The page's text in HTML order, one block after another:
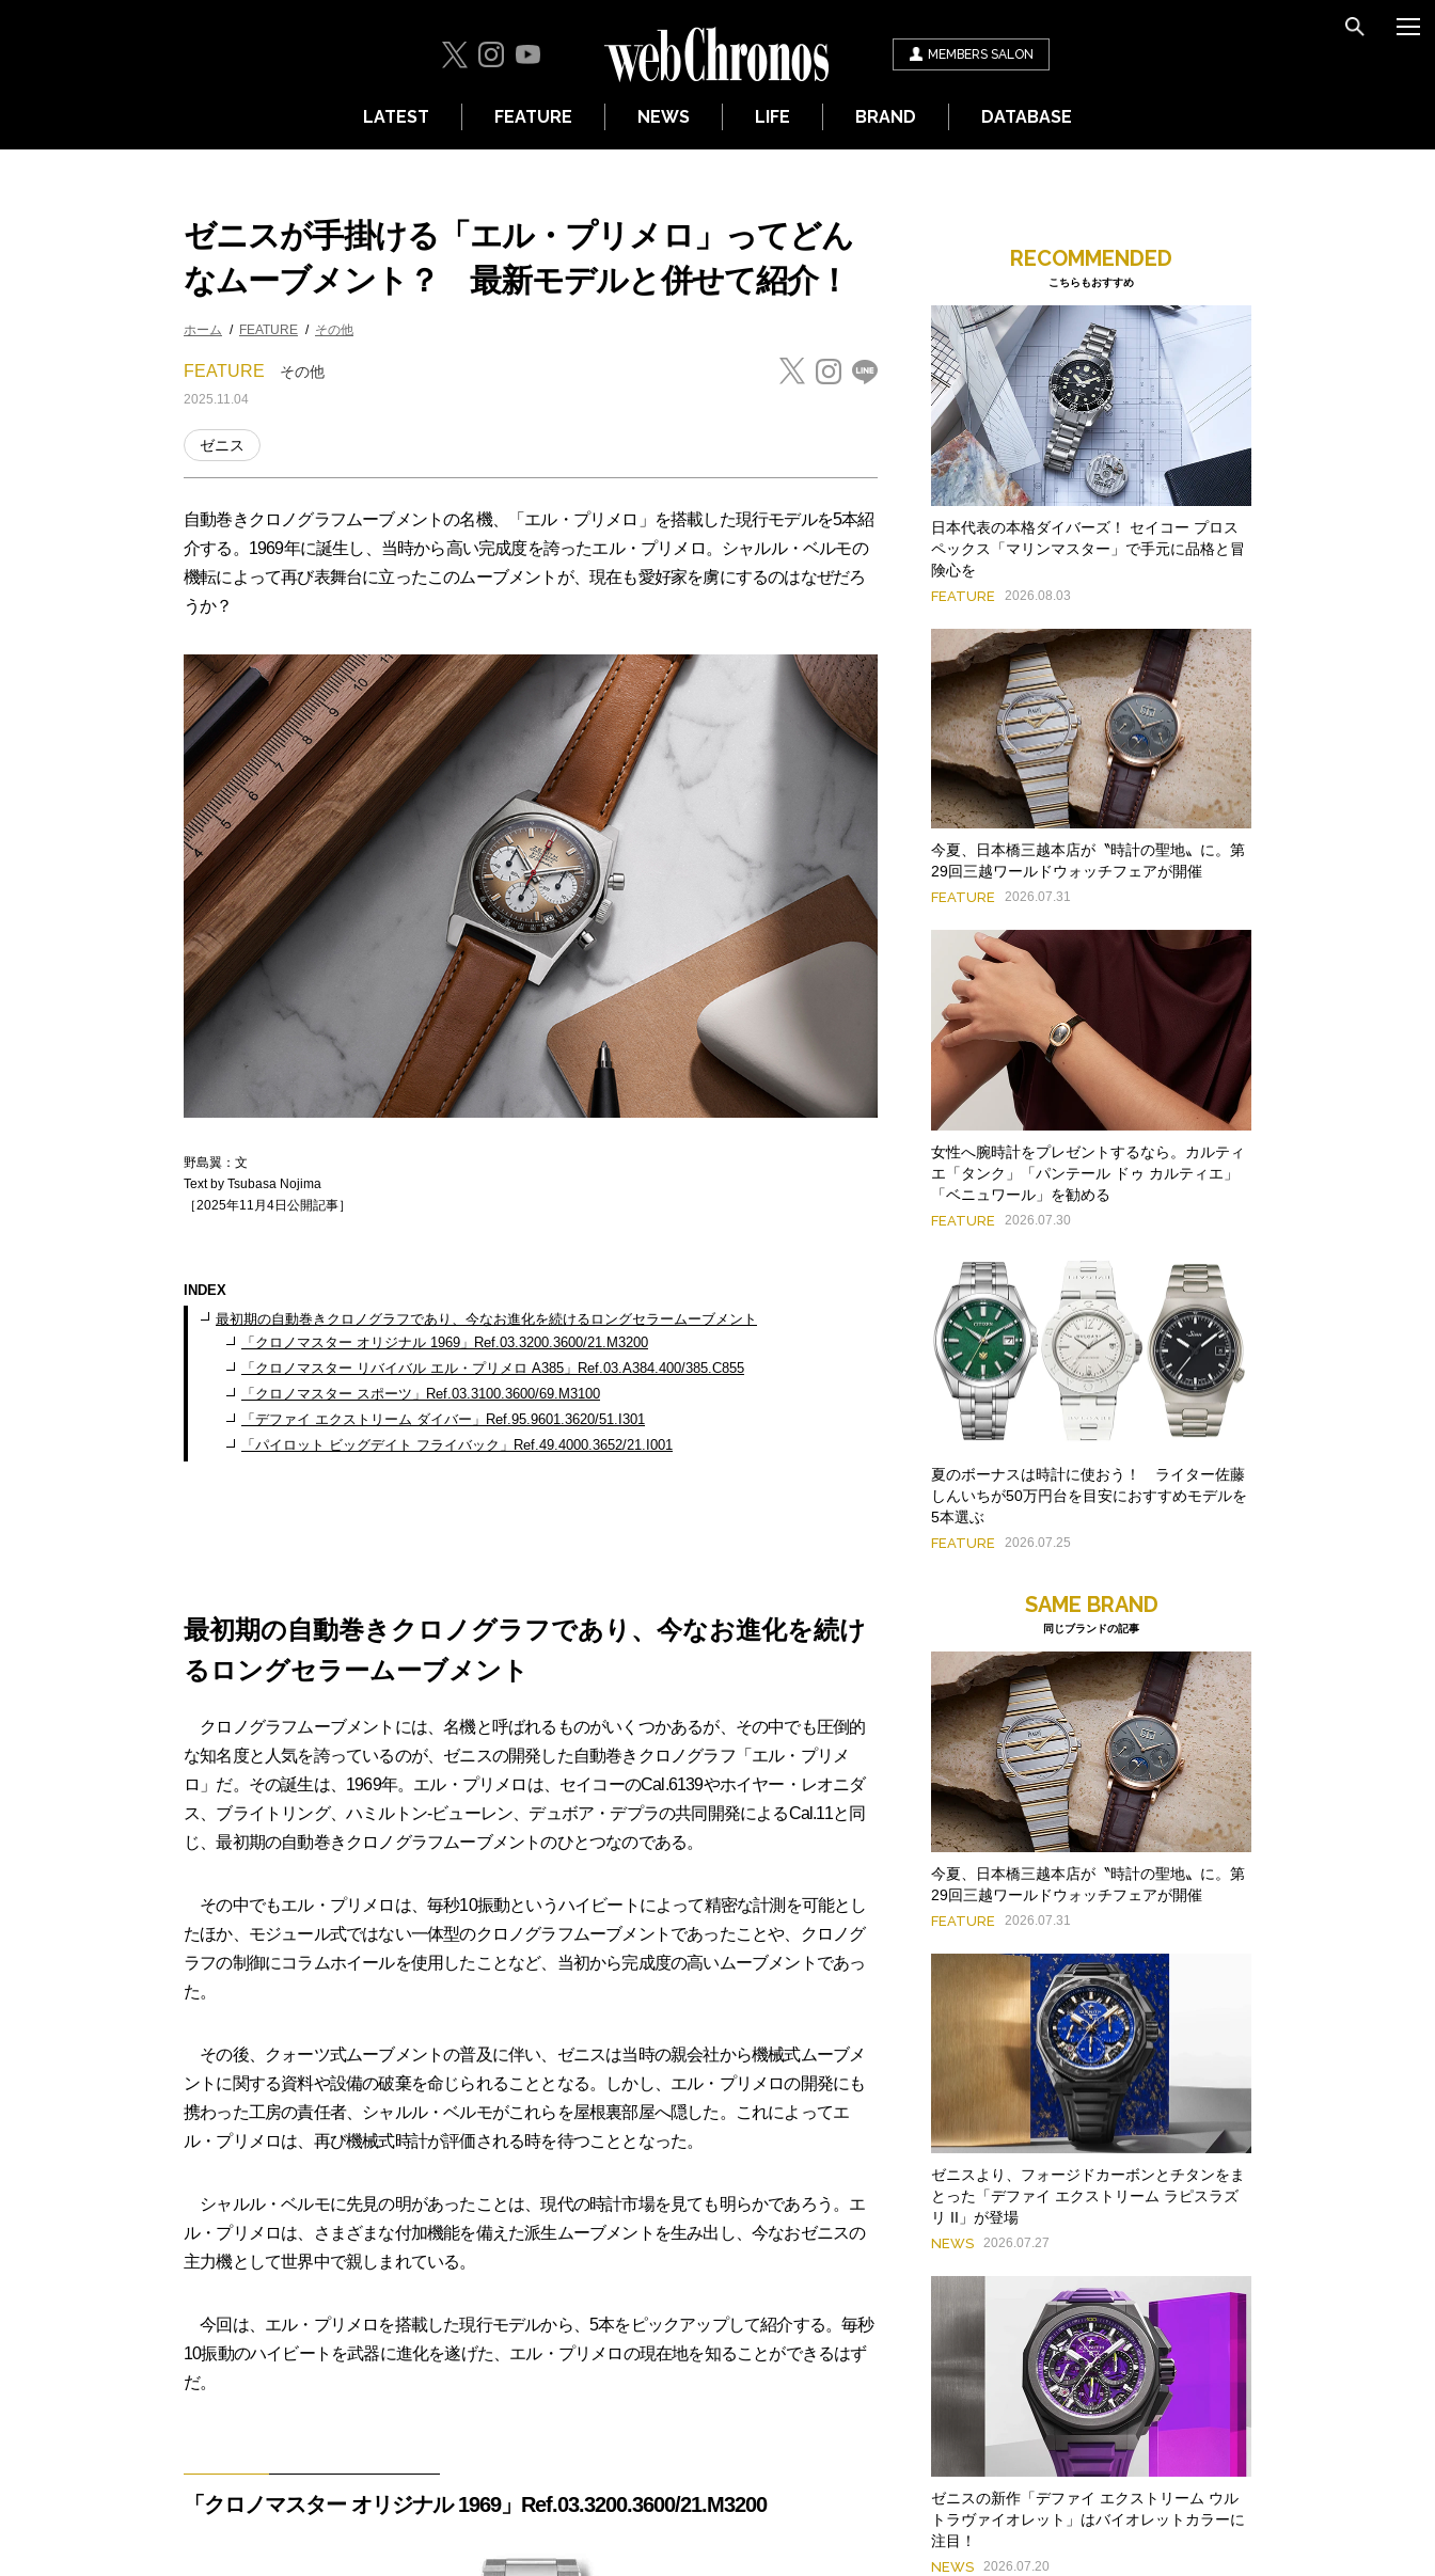
MEMBERS SALON
LATEST FEATURE NEWS LIFE BRAND DATABASE
ゼニスが手掛ける「エル・プリメロ」ってどん
なムーブメント？ 最新モデルと併せて紹介！
ホーム FEATURE その他
FEATURE その他
2025.11.04
ゼニス
自動巻きクロノグラフムーブメントの名機、「エル・プリメロ」を搭載した現行モデルを5本紹
介する。1969年に誕生し、当時から高い完成度を誇ったエル・プリメロ。シャルル・ベルモの
機転によって再び表舞台に立ったこのムーブメントが、現在も愛好家を虜にするのはなぜだろ
うか？
野島翼：文
Text by Tsubasa Nojima
［2025年11月4日公開記事］
INDEX
最初期の自動巻きクロノグラフであり、今なお進化を続けるロングセラームーブメント
「クロノマスター オリジナル 1969」Ref.03.3200.3600/21.M3200
「クロノマスター リバイバル エル・プリメロ A385」Ref.03.A384.400/385.C855
「クロノマスター スポーツ」Ref.03.3100.3600/69.M3100
「デファイ エクストリーム ダイバー」Ref.95.9601.3620/51.I301
「パイロット ビッグデイト フライバック」Ref.49.4000.3652/21.I001
最初期の自動巻きクロノグラフであり、今なお進化を続け
るロングセラームーブメント
クロノグラフムーブメントには、名機と呼ばれるものがいくつかあるが、その中でも圧倒的
な知名度と人気を誇っているのが、ゼニスの開発した自動巻きクロノグラフ「エル・プリメ
ロ」だ。その誕生は、1969年。エル・プリメロは、セイコーのCal.6139やホイヤー・レオニダ
ス、ブライトリング、ハミルトン-ビューレン、デュボア・デプラの共同開発によるCal.11と同
じ、最初期の自動巻きクロノグラフムーブメントのひとつなのである。
その中でもエル・プリメロは、毎秒10振動というハイビートによって精密な計測を可能とし
たほか、モジュール式ではない一体型のクロノグラフムーブメントであったことや、クロノグ
ラフの制御にコラムホイールを使用したことなど、当初から完成度の高いムーブメントであっ
た。
その後、クォーツ式ムーブメントの普及に伴い、ゼニスは当時の親会社から機械式ムーブメ
ントに関する資料や設備の破棄を命じられることとなる。しかし、エル・プリメロの開発にも
携わった工房の責任者、シャルル・ベルモがこれらを屋根裏部屋へ隠した。これによってエ
ル・プリメロは、再び機械式時計が評価される時を待つこととなった。
シャルル・ベルモに先見の明があったことは、現代の時計市場を見ても明らかであろう。エ
ル・プリメロは、さまざまな付加機能を備えた派生ムーブメントを生み出し、今なおゼニスの
主力機として世界中で親しまれている。
今回は、エル・プリメロを搭載した現行モデルから、5本をピックアップして紹介する。毎秒
10振動のハイビートを武器に進化を遂げた、エル・プリメロの現在地を知ることができるはず
だ。
「クロノマスター オリジナル 1969」Ref.03.3200.3600/21.M3200
RECOMMENDED
こちらもおすすめ
日本代表の本格ダイバーズ！ セイコー プロス
ペックス「マリンマスター」で手元に品格と冒
険心を
FEATURE 2026.08.03
今夏、日本橋三越本店が〝時計の聖地〟に。第
29回三越ワールドウォッチフェアが開催
FEATURE 2026.07.31
女性へ腕時計をプレゼントするなら。カルティ
エ「タンク」「パンテール ドゥ カルティエ」
「ベニュワール」を勧める
FEATURE 2026.07.30
夏のボーナスは時計に使おう！ ライター佐藤
しんいちが50万円台を目安におすすめモデルを
5本選ぶ
FEATURE 2026.07.25
SAME BRAND
同じブランドの記事
今夏、日本橋三越本店が〝時計の聖地〟に。第
29回三越ワールドウォッチフェアが開催
FEATURE 2026.07.31
ゼニスより、フォージドカーボンとチタンをま
とった「デファイ エクストリーム ラピスラズ
リ II」が登場
NEWS 2026.07.27
ゼニスの新作「デファイ エクストリーム ウル
トラヴァイオレット」はバイオレットカラーに
注目！
NEWS 2026.07.20